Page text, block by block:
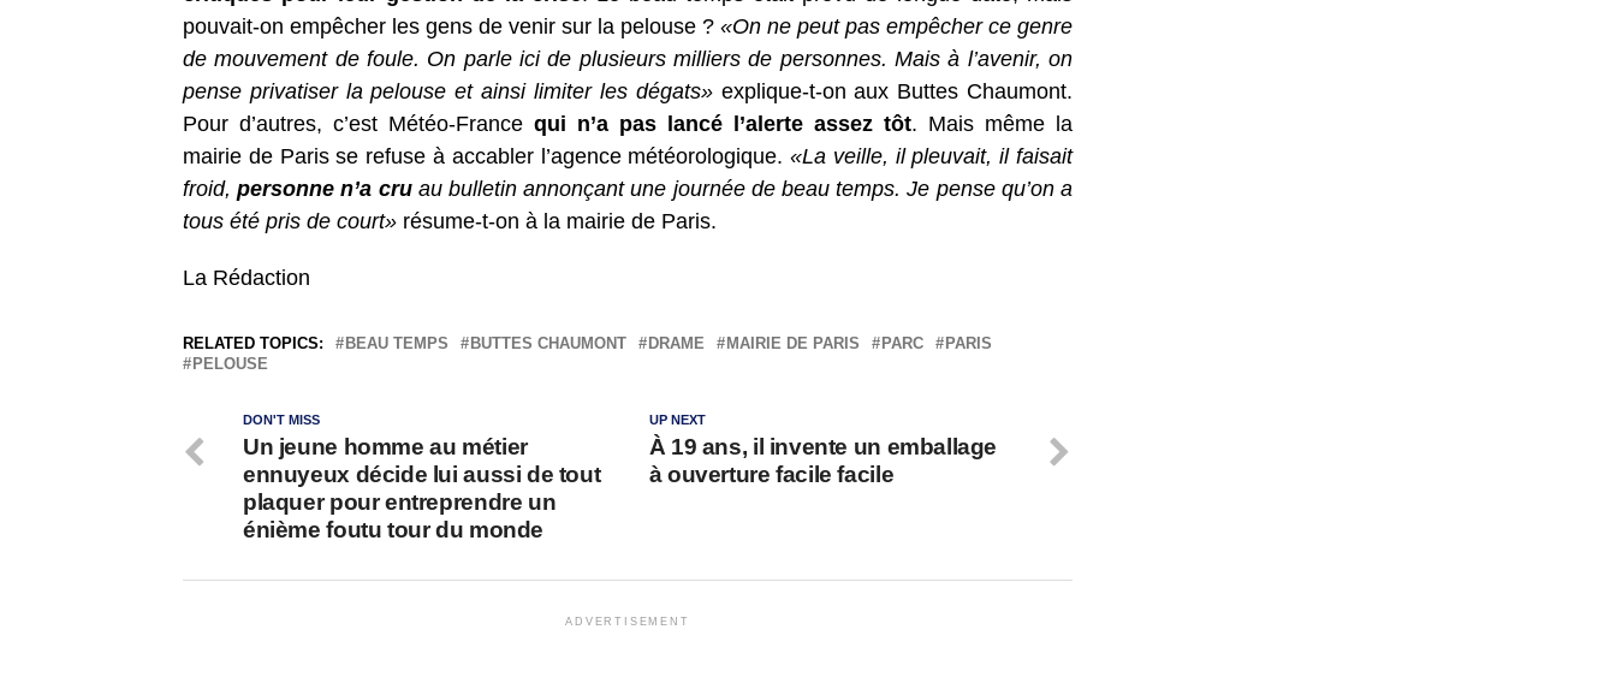
pouvait-on empêcher les gens de venir sur la pelouse ? «On ne peut pas empêcher ce genre
de mouvement de foule. On parle ici de plusieurs milliers de personnes. Mais à l’avenir, on
pense privatiser la pelouse et ainsi limiter les dégats»explique-t-on aux Buttes Chaumont.
Pour d’autres, c’est Météo-France qui n’a pas lancé l’alerte assez tôt. Mais même la
mairie de Paris se refuse à accabler l’agence météorologique.«La veille, il pleuvait, il faisait
froid,personne n’a cruau bulletin annonçant une journée de beau temps. Je pense qu’on a
tous été pris de court» résume-t-on à la mairie de Paris.
La Rédaction
RELATED TOPICS: BEAU TEMPS BUTTES CHAUMONT DRAME MAIRIE DE PARIS PARC
PARIS
PELOUSE
UP NEXT
À 19 ans, il invente un emballage
à ouverture facile facile
DON'T MISS
Un jeune homme au métier
ennuyeux décide lui aussi de tout
plaquer pour entreprendre un
énième foutu tour du monde
ADVERTISEMENT